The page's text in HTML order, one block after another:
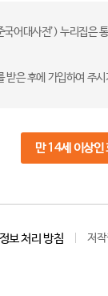
어대사전’) 누리집
은 후에 가입하여 주
만 14세 이상인
보 처리 방침 저